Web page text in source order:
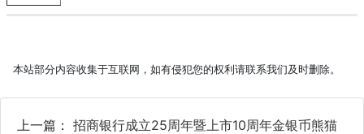
本站部分内容收集于互联网，如有侵犯您的权利请联系我们及时删除。
上一篇： 招商银行成立25周年暨上市10周年金银币熊猫